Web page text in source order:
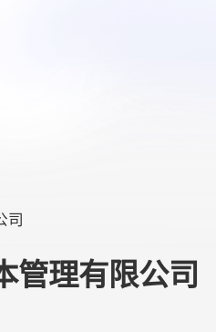
管理有限公司